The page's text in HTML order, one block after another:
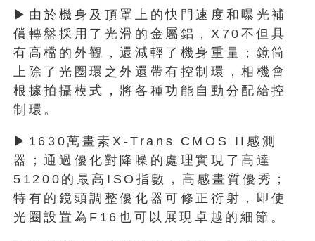
▶由於機身及頂罩上的快門速度和曝光補
償轉盤採用了光滑的金屬鋁，X70不但具
有高檔的外觀，還減輕了機身重量；鏡筒
上除了光圈環之外還帶有控制環，相機會
根據拍攝模式，將各種功能自動分配給控
制環。
▶1630萬畫素X-Trans CMOS II感測
器；通過優化對降噪的處理實現了高達
51200的最高ISO指數，高感畫質優秀；
特有的鏡頭調整優化器可修正衍射，即使
光圈設置為F16也可以展現卓越的細節。